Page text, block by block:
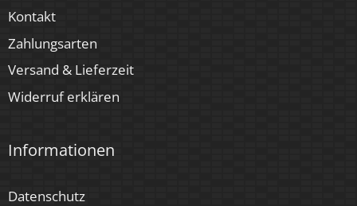
Kontakt
Zahlungsarten
Versand & Lieferzeit
Widerruf erklären
Informationen
Datenschutz